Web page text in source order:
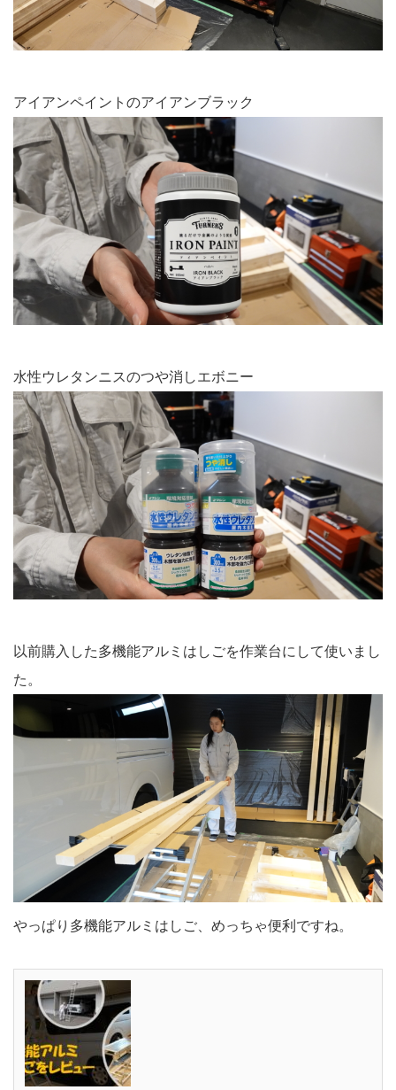
アイアンペイントのアイアンブラック
水性ウレタンニスのつや消しエボニー
以前購入した多機能アルミはしごを作業台にして使いまし
た。
やっぱり多機能アルミはしご、めっちゃ便利ですね。